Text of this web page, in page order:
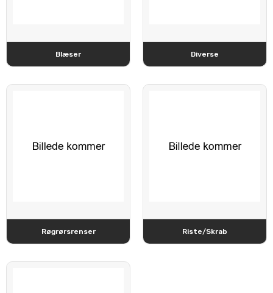
Blæser Diverse
Røgrørsrenser Riste/Skrab